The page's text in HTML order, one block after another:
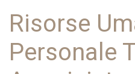
Risorse
Personale